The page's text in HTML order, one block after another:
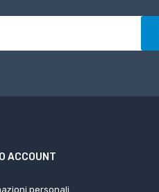
ACCOUNT
personali